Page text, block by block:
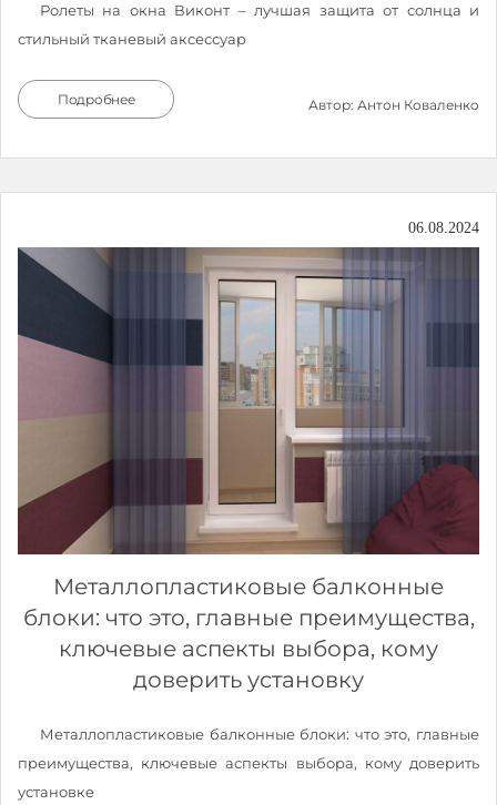
Ролеты на окна Виконт – лучшая защита от солнца и
стильный тканевый аксессуар
Подробнее Автор: Антон Коваленко
06.08.2024
Металлопластиковые балконные
блоки: что это, главные преимущества,
ключевые аспекты выбора, кому
доверить установку
Металлопластиковые балконные блоки: что это, главные
преимущества, ключевые аспекты выбора, кому доверить
установкe